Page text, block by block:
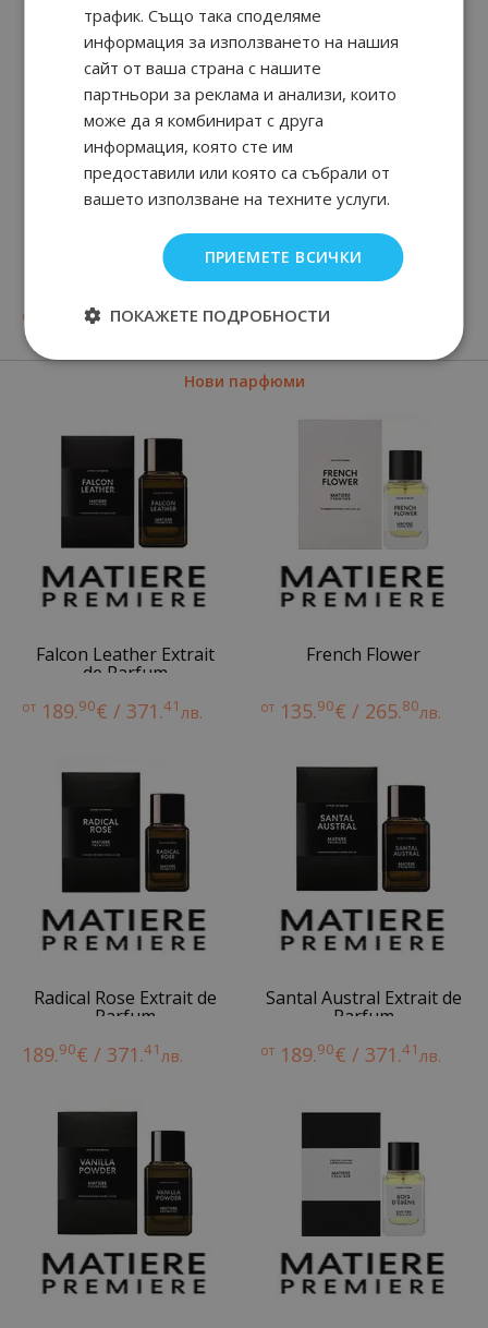
Voce Viva Intensa
от 90€ / 128.89лв.
Donna Born In Roma
Coral Fantasy
от 65.90€ / 128.
Нови парфюми
Falcon Leather Extrait
de Parfum
от 189.90€ / 371.41лв.
French Flower
от 135.90€ / 265.80лв.
Radical Rose Extrait de
Parfum
189.90€ / 371.41лв.
Santal Austral Extrait de
Parfum
от 189.90€ / 371.41лв.
трафик. Също така споделяме
информация за използването на нашия
сайт от ваша страна с нашите
партньори за реклама и анализи, които
може да я комбинират с друга
информация, която сте им
предоставили или която са събрали от
вашето използване на техните услуги.
ПРИЕМЕТЕ ВСИЧКИ
ПОКАЖЕТЕ ПОДРОБНОСТИ